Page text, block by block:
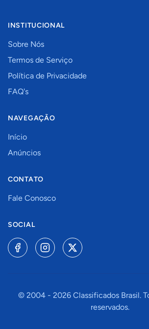
INSTITUCIONAL
Sobre Nós
Termos de Serviço
Política de Privacidade
FAQ's
NAVEGAÇÃO
Início
Anúncios
CONTATO
Fale Conosco
SOCIAL
© 2004 - 2026 Classificados Brasil.
reservados.